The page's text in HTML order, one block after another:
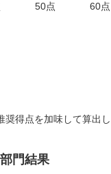
50点 60点
得点を加味して算出し
門結果